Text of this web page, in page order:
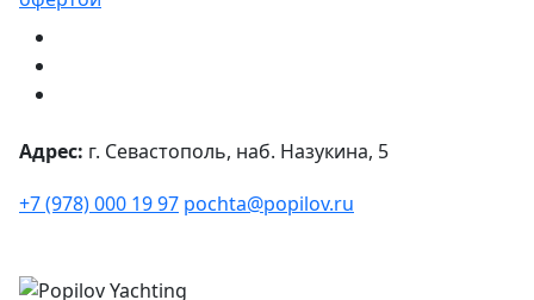
Адрес: г. Севастополь, наб. Назукина, 5
+7 (978) 000 19 97 pochta@popilov.ru